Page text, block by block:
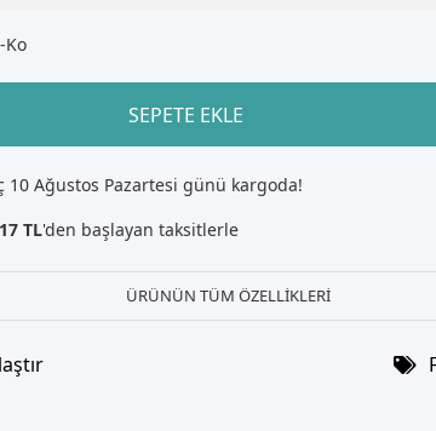
Ko
SEPETE EKLE
10 Ağustos Pazartesi günü kargoda!
TL'den başlayan taksitlerle
ÜRÜNÜN TÜM ÖZELLİKLERİ